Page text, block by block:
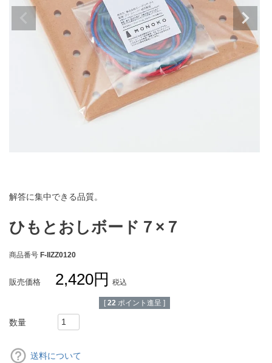
解答に集中できる品質。
ひもとおしボード７×７
商品番号 F-IIZZ0120
販売価格 2,420 税込
[ 22 ポイント進呈 ]
送料について
知育・子育てコラム
お買い物ガイド